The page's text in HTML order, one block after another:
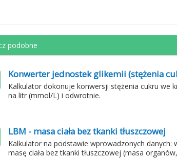
podobne
Konwerter jednostek glikemii (stężenia
Kalkulator dokonuje konwersji stężenia cukru we
na litr (mmol/L) i odwrotnie.
LBM - masa ciała bez tkanki tłuszczowej
Kalkulator na podstawie wprowadzonych danych:
masę ciała bez tkanki tłuszczowej (masa